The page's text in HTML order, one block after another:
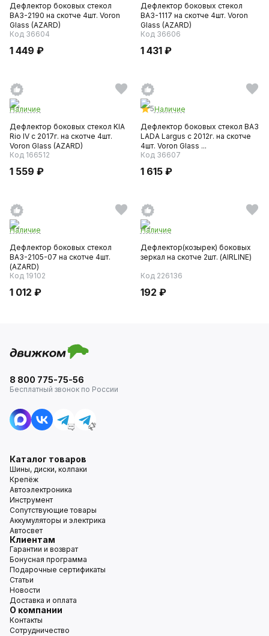
Дефлектор боковых стекол
ВАЗ-2190 на скотче 4шт. Voron
Glass (AZARD)
Код 36604
1 449 ₽
Дефлектор боковых стекол
ВАЗ-1117 на скотче 4шт. Voron
Glass (AZARD)
Код 36606
1 431 ₽
Наличие
Дефлектор боковых стекол KIA
Rio IV с 2017г. на скотче 4шт.
Voron Glass (AZARD)
Код 166512
1 559 ₽
5Наличие
Дефлектор боковых стекол ВАЗ
LADA Largus с 2012г. на скотче
4шт. Voron Glass ...
Код 36607
1 615 ₽
Наличие
Дефлектор боковых стекол
ВАЗ-2105-07 на скотче 4шт.
(AZARD)
Код 19102
1 012 ₽
Наличие
Дефлектор(козырек) боковых
зеркал на скотче 2шт. (AIRLINE)
Код 226136
192 ₽
8 800 775-75-56
Бесплатный звонок по России
Каталог товаров
Шины, диски, колпаки
Крепёж
Автоэлектроника
Инструмент
Сопутствующие товары
Аккумуляторы и электрика
Автосвет
Клиентам
Гарантии и возврат
Бонусная программа
Подарочные сертификаты
Статьи
Новости
Доставка и оплата
О компании
Контакты
Сотрудничество